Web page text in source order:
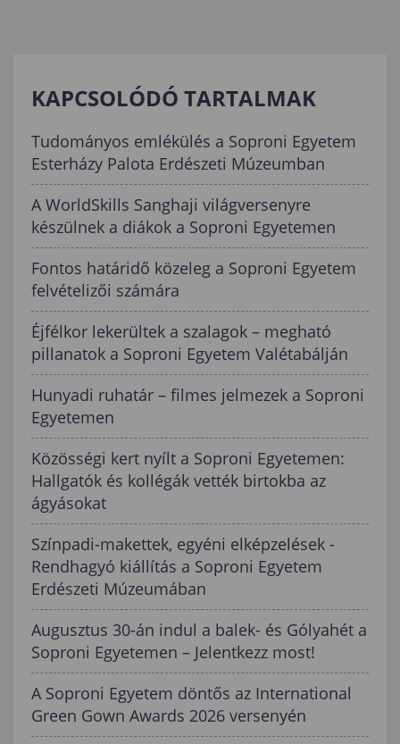
KAPCSOLÓDÓ TARTALMAK
Tudományos emlékülés a Soproni Egyetem
Esterházy Palota Erdészeti Múzeumban
A WorldSkills Sanghaji világversenyre
készülnek a diákok a Soproni Egyetemen
Fontos határidő közeleg a Soproni Egyetem
felvételizői számára
Éjfélkor lekerültek a szalagok – megható
pillanatok a Soproni Egyetem Valétabálján
Hunyadi ruhatár – filmes jelmezek a Soproni
Egyetemen
Közösségi kert nyílt a Soproni Egyetemen:
Hallgatók és kollégák vették birtokba az
ágyásokat
Színpadi-makettek, egyéni elképzelések -
Rendhagyó kiállítás a Soproni Egyetem
Erdészeti Múzeumában
Augusztus 30-án indul a balek- és Gólyahét a
Soproni Egyetemen – Jelentkezz most!
A Soproni Egyetem döntős az International
Green Gown Awards 2026 versenyén